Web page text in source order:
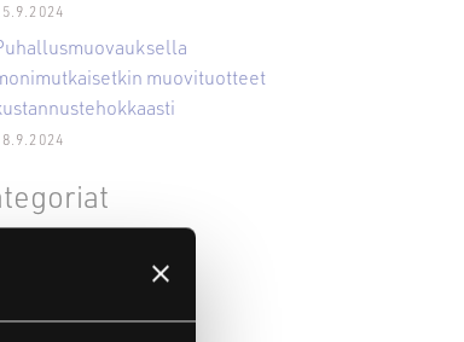
muovituotteet